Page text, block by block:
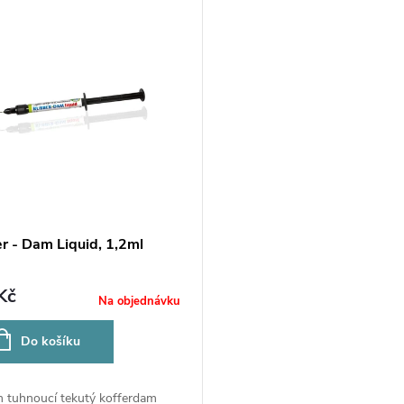
- Dam Liquid, 1,2ml
Na objednávku
Do košíku
tuhnoucí tekutý kofferdam